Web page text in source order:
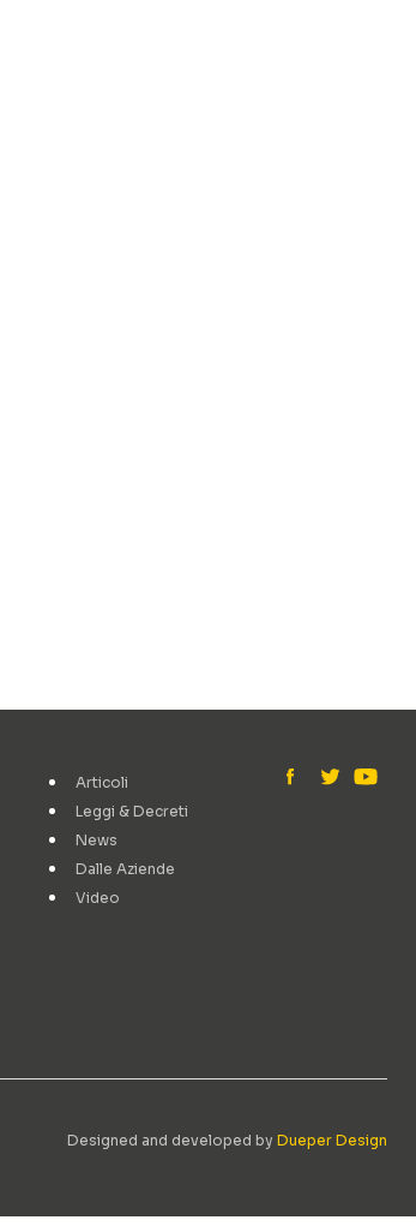
Articoli
Leggi & Decreti
News
Dalle Aziende
Video
Designed and developed by Dueper Design